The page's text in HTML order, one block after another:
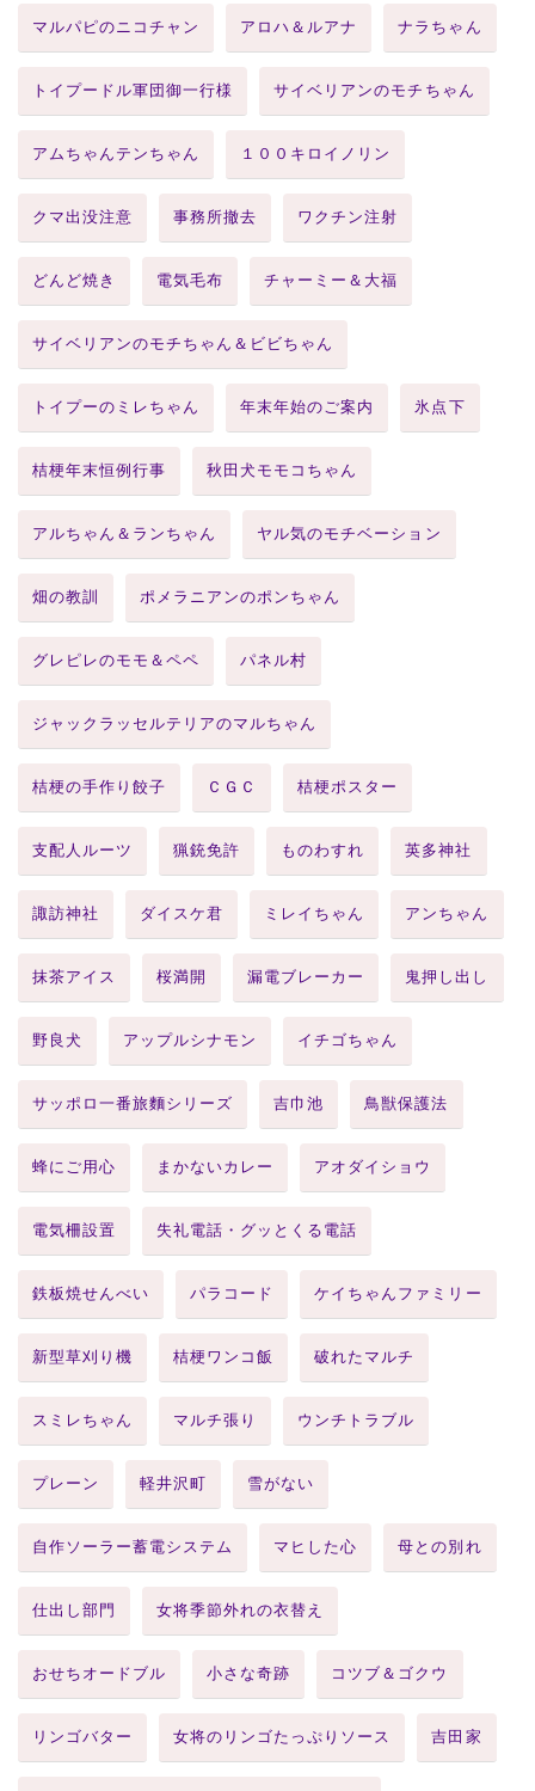
マルパピのニコチャン アロハ＆ルアナ ナラちゃん
トイプードル軍団御一行様 サイベリアンのモチちゃん
アムちゃんテンちゃん １００キロイノリン
クマ出没注意 事務所撤去 ワクチン注射
どんど焼き 電気毛布 チャーミー＆大福
サイベリアンのモチちゃん＆ビビちゃん
トイプーのミレちゃん 年末年始のご案内 氷点下
桔梗年末恒例行事 秋田犬モモコちゃん
アルちゃん＆ランちゃん ヤル気のモチベーション
畑の教訓 ポメラニアンのポンちゃん
グレピレのモモ＆ペペ パネル村
ジャックラッセルテリアのマルちゃん
桔梗の手作り餃子 ＣＧＣ 桔梗ポスター
支配人ルーツ 猟銃免許 ものわすれ 英多神社
諏訪神社 ダイスケ君 ミレイちゃん アンちゃん
抹茶アイス 桜満開 漏電ブレーカー 鬼押し出し
野良犬 アップルシナモン イチゴちゃん
サッポロ一番旅麵シリーズ 吉巾池 鳥獣保護法
蜂にご用心 まかないカレー アオダイショウ
電気柵設置 失礼電話・グッとくる電話
鉄板焼せんべい パラコード ケイちゃんファミリー
新型草刈り機 桔梗ワンコ飯 破れたマルチ
スミレちゃん マルチ張り ウンチトラブル
プレーン 軽井沢町 雪がない
自作ソーラー蓄電システム マヒした心 母との別れ
仕出し部門 女将季節外れの衣替え
おせちオードブル 小さな奇跡 コツブ＆ゴクウ
リンゴバター 女将のリンゴたっぷりソース 吉田家